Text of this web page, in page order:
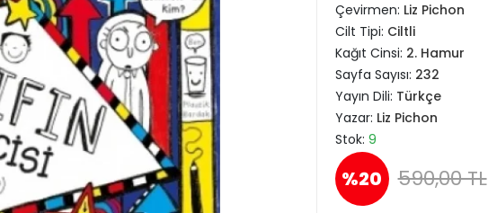
Çevirmen: Liz Pichon
Cilt Tipi: Ciltli
Kağıt Cinsi: 2. Hamur
Sayfa Sayısı: 232
Yayın Dili: Türkçe
Yazar: Liz Pichon
Stok: 9
%20 590,00 TL